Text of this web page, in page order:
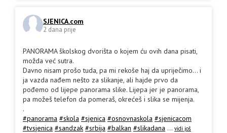
SJENICA.com
2 dana prije
PANORAMA školskog dvorišta o kojem ću ovih dana pisati,
možda već sutra.
Davno nisam prošo tuda, pa mi rekoše haj da upriječimo... i
ja vazda nađem nešto za slikanje, ali hajde prvo da
pođemo od lijepe panorama slike. Lijepa jer je panorama,
pa možeš telefon da pomeraš, okrećeš i slika se mijenja.
.
#panorama #skola #sjenica #osnovnaskola #sjenicacom
#tvsjenica #sandzak #srbija #balkan #slikadana ... vidi još